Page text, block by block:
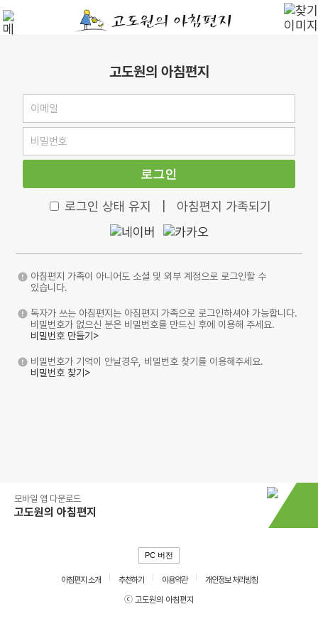
고도원의 아침편지
로그인
로그인 상태 유지 아침편지 가족되기
아침편지 가족이 아니어도 소셜 및 외부 계정으로 로그인할 수
있습니다.
독자가 쓰는 아침편지는 아침편지 가족으로 로그인하셔야 가능합니다.
비밀번호가 없으신 분은 비밀번호를 만드신 후에 이용해 주세요.
비밀번호 만들기>
비밀번호가 기억이 안날경우, 비밀번호 찾기를 이용해주세요.
비밀번호 찾기>
모바일 앱 다운로드
고도원의 아침편지
PC 버전
아침편지 소개 추천하기 이용약관
개인정보 처리방침
ⓒ 고도원의 아침편지